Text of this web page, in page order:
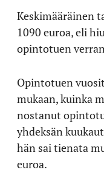
Keskimääräinen
1090 euroa, eli
opintotuen
Opintotuen
mukaan, kuinka
nostanut
yhdeksän
hän sai tienata
euroa.